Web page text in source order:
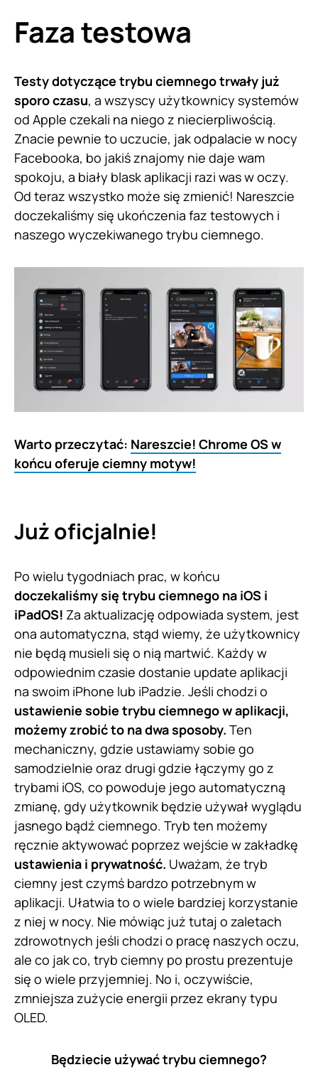
Faza testowa
Testy dotyczące trybu ciemnego trwały już
sporo czasu, a wszyscy użytkownicy systemów
od Apple czekali na niego z niecierpliwością.
Znacie pewnie to uczucie, jak odpalacie w nocy
Facebooka, bo jakiś znajomy nie daje wam
spokoju, a biały blask aplikacji razi was w oczy.
Od teraz wszystko może się zmienić! Nareszcie
doczekaliśmy się ukończenia faz testowych i
naszego wyczekiwanego trybu ciemnego.
Warto przeczytać: Nareszcie! Chrome OS w
końcu oferuje ciemny motyw!
Już oficjalnie!
Po wielu tygodniach prac, w końcu
doczekaliśmy się trybu ciemnego na iOS i
iPadOS! Za aktualizację odpowiada system, jest
ona automatyczna, stąd wiemy, że użytkownicy
nie będą musieli się o nią martwić. Każdy w
odpowiednim czasie dostanie update aplikacji
na swoim iPhone lub iPadzie. Jeśli chodzi o
ustawienie sobie trybu ciemnego w aplikacji,
możemy zrobić to na dwa sposoby. Ten
mechaniczny, gdzie ustawiamy sobie go
samodzielnie oraz drugi gdzie łączymy go z
trybami iOS, co powoduje jego automatyczną
zmianę, gdy użytkownik będzie używał wyglądu
jasnego bądź ciemnego. Tryb ten możemy
ręcznie aktywować poprzez wejście w zakładkę
ustawienia i prywatność. Uważam, że tryb
ciemny jest czymś bardzo potrzebnym w
aplikacji. Ułatwia to o wiele bardziej korzystanie
z niej w nocy. Nie mówiąc już tutaj o zaletach
zdrowotnych jeśli chodzi o pracę naszych oczu,
ale co jak co, tryb ciemny po prostu prezentuje
się o wiele przyjemniej. No i, oczywiście,
zmniejsza zużycie energii przez ekrany typu
OLED.
Będziecie używać trybu ciemnego?